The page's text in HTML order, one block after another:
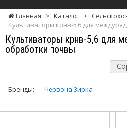
Главная > Каталог >
Культиваторы крнв-5,6 для
Культиваторы крнв-5,6 для
обработки почвы
Бренды: Червона Зирка